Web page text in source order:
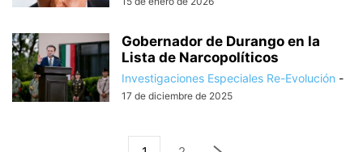
Gobernador de Durango en la
Lista de Narcopolíticos
Investigaciones Especiales Re-Evolución -
17 de diciembre de 2025